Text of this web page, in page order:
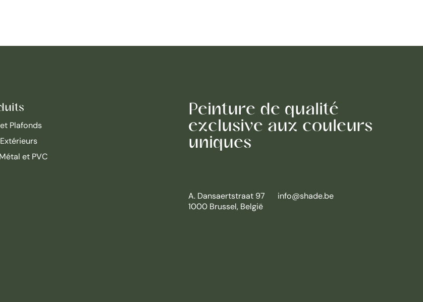
Plafonds
et PVC
Peinture de qualité
exclusive aux couleurs
uniques
A. Dansaertstraat 97
1000 Brussel, België
info@shade.be